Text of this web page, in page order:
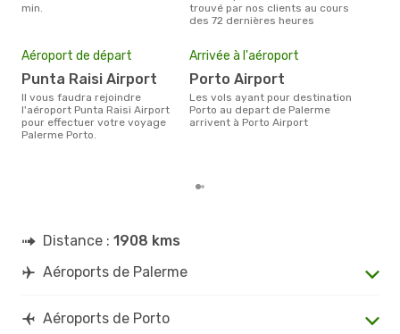
min.
trouvé par nos clients au cours
des 72 dernières heures
Aéroport de départ
Punta Raisi Airport
Il vous faudra rejoindre
l'aéroport Punta Raisi Airport
pour effectuer votre voyage
Palerme Porto.
Arrivée à l'aéroport
Porto Airport
Les vols ayant pour destination
Porto au depart de Palerme
arrivent à Porto Airport
Distance : 1908 kms
Aéroports de Palerme
Aéroports de Porto